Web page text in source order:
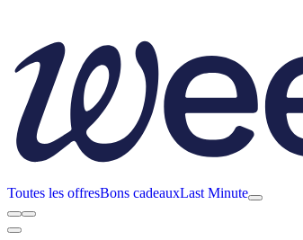
Toutes les offresBons cadeauxLast Minute